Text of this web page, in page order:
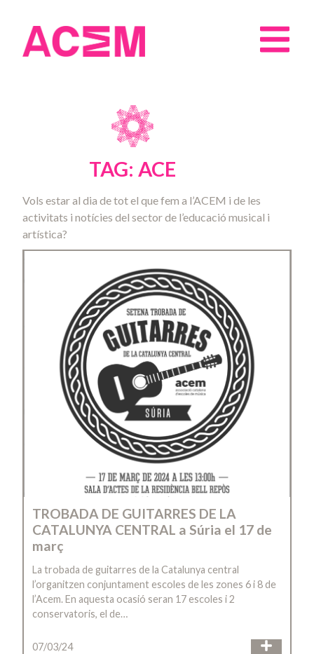
TAG: ACE
Vols estar al dia de tot el que fem a l’ACEM i de les
activitats i notícies del sector de l’educació musical i
artística?
TROBADA DE GUITARRES DE LA
CATALUNYA CENTRAL a Súria el 17 de
març
La trobada de guitarres de la Catalunya central
l’organitzen conjuntament escoles de les zones 6 i 8 de
l’Acem. En aquesta ocasió seran 17 escoles i 2
conservatoris, el de…
07/03/24